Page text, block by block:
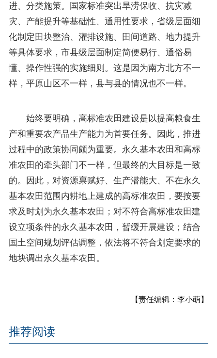
进、分类施策。国家标准突出旱涝保收、抗灾减
灾、产能提升等基础性、通用性要求，省级层面细
化制定田块整治、灌排设施、田间道路、地力提升
等具体要求，市县级层面制定简便易行、通俗易
懂、操作性强的实施细则。这是因为南方北方不一
样，平原山区不一样，县与县的情况也不一样。
始终要明确，高标准农田建设是以提高粮食生
产和重要农产品生产能力为首要任务。因此，推进
过程中的政策协同颇为重要。永久基本农田和高标
准农田的牵头部门不一样，但最终的大目标是一致
的。因此，对资源禀赋好、生产潜能大、不在永久
基本农田范围内耕地上建成的高标准农田，要按要
求及时划为永久基本农田；对不符合高标准农田建
设立项条件的永久基本农田，暂缓开展建设；结合
国土空间规划评估调整，依法将不符合划定要求的
地块调出永久基本农田。
【责任编辑：李小萌】
推荐阅读